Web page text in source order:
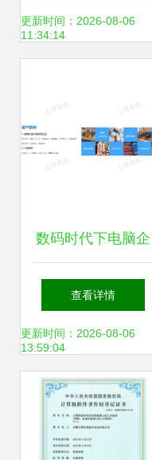
更新时间：2026-08-06
11:34:14
数码时代下电脑企
业商情与计算机软
件咨询的融合趋势
查看详情
更新时间：2026-08-06
13:59:04